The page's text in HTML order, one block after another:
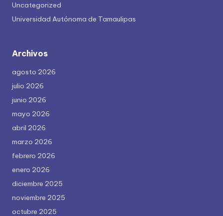
Uncategorized
Universidad Autónoma de Tamaulipas
Archivos
agosto 2026
julio 2026
junio 2026
mayo 2026
abril 2026
marzo 2026
febrero 2026
enero 2026
diciembre 2025
noviembre 2025
octubre 2025